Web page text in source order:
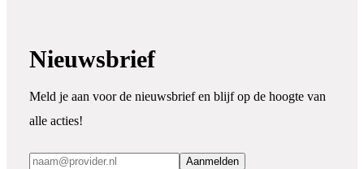
Nieuwsbrief
Meld je aan voor de nieuwsbrief en blijf op de hoogte van
alle acties!
Aanmelden